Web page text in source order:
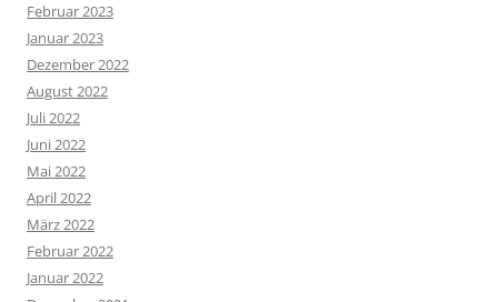
Februar 2023
Januar 2023
Dezember 2022
August 2022
Juli 2022
Juni 2022
Mai 2022
April 2022
März 2022
Februar 2022
Januar 2022